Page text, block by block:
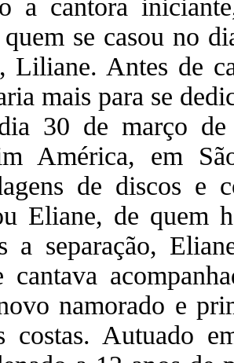
a cantora
se casou no
Liliane. Antes de
mais para se
30 de março
América, em
de discos e
Eliane, de quem
a separação,
cantava
namorado e
costas. Autuado